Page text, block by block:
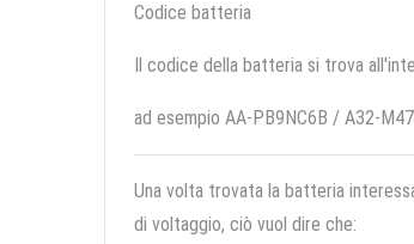
Codice batteria
Il codice della batteria si trova
ad esempio AA-PB9NC6B / A32-
Una volta trovata la batteria
di voltaggio, ciò vuol dire che: